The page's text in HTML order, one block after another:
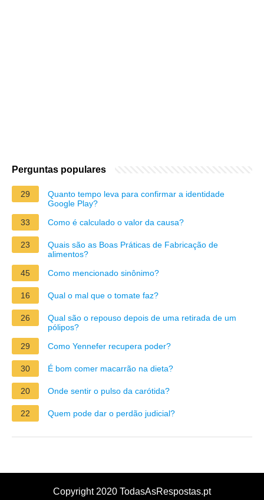
Perguntas populares
29
Quanto tempo leva para confirmar a identidade
Google Play?
33
Como é calculado o valor da causa?
23
Quais são as Boas Práticas de Fabricação de
alimentos?
45
Como mencionado sinônimo?
16 Qual o mal que o tomate faz?
26
Qual são o repouso depois de uma retirada de um
pólipos?
29
Como Yennefer recupera poder?
30 É bom comer macarrão na dieta?
20 Onde sentir o pulso da carótida?
22 Quem pode dar o perdão judicial?
Copyright 2020 TodasAsRespostas.pt